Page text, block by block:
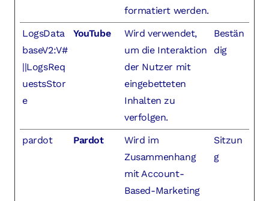
formatiert werden.
LogsData
baseV2:V#
||LogsReq
uestsStor
e
YouTube
Wird verwendet,
um die Interaktion
der Nutzer mit
eingebetteten
Inhalten zu
verfolgen.
Bestän
dig
pardot Pardot
Wird im
Zusammenhang
mit Account-
Based-Marketing
Sitzun
g